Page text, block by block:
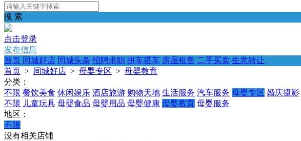
搜 索
点击登录
发布信息
首页 同城好店 同城头条 招聘求职 拼车搭车 房屋租售 二手买卖 生意转让
首页 > 同城好店 > 母婴专区 > 母婴教育
分类：
不限 餐饮美食 休闲娱乐 酒店旅游 购物天地 生活服务 汽车服务 母婴专区 婚庆摄影
不限 儿童玩具 母婴食品 母婴用品 母婴健康 母婴教育 母婴服务
地区：
不限
没有相关店铺